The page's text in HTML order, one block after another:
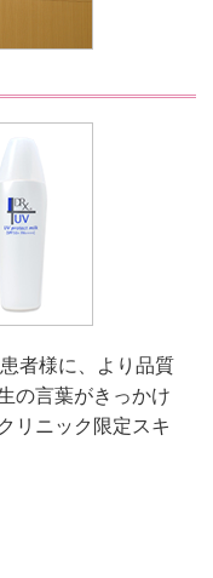
者様に、より品質
の言葉がきっかけ
リニック限定スキ